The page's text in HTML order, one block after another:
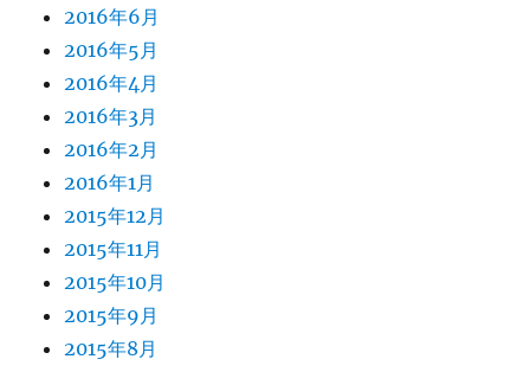
2016年6月
2016年5月
2016年4月
2016年3月
2016年2月
2016年1月
2015年12月
2015年11月
2015年10月
2015年9月
2015年8月